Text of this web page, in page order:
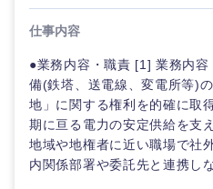
選択
選択
選択
選択
仕事内容
●業務内容・職責 [1] 業務内
備(鉄塔、送電線、変電所等)
地」に関する権利を的確に取
期に亘る電力の安定供給を支
地域や地権者に近い職場で社
内関係部署や委託先と連携し